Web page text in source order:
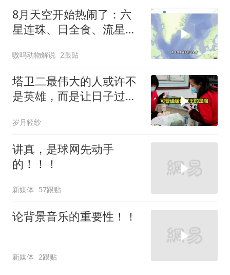
8月天空开始热闹了：六
星连珠、日全食、流星雨
嗷呜动物解说 2跟贴
塔卫二最伟大的人或许不
是英雄，而是让日子过得
岁月轻纱
讲真，是球网先动手
的！！！
新媒体 57跟贴
论背景音乐的重要性！！
新媒体 2跟贴